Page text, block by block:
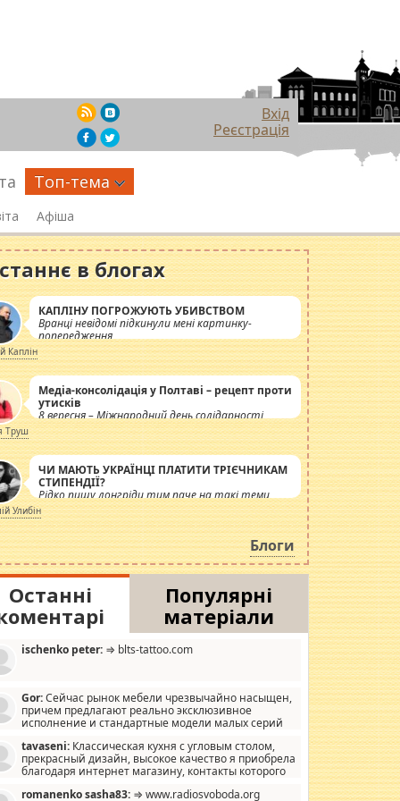
Вхід
Реєстрація
Топ-тема
Афіша
в блогах
КАПЛІНУ ПОГРОЖУЮТЬ УБИВСТВОМ
Вранці невідомі підкинули мені картинку-
попередження
Каплін
Медіа-консолідація у Полтаві – рецепт проти
утисків
8 вересня – Міжнародний день солідарності
журналістів.
Труш
ЧИ МАЮТЬ УКРАЇНЦІ ПЛАТИТИ ТРІЄЧНИКАМ
СТИПЕНДІЇ?
Рідко пишу лонгріди тим паче на такі теми,
але вже просто дістало! Обурюють сьогоднішні
інсенуації навколо стипендіального питання.
Штучно роздувається ще одна соціальна
катастрофа.
Улибін
Блоги
Останні
Популярні
матеріали
ischenko peter: ⇒ blts-tattoo.com
Gor:Сейчас рынок мебели чрезвычайно насыщен,
причем предлагают реально эксклюзивное
исполнение и стандартные модели малых серий
мало походит на стандартные формы, в MebelOk,
и что главное - со вкусом все в порядке,
ненужных наворотов удорожающих мебель, а это не
tavaseni: Классическая кухня с угловым столом,
прекрасный дизайн, высокое качество я приобрела
благодаря интернет магазину, контакты которого
romanenko sasha83: ⇒ www.radiosvoboda.org